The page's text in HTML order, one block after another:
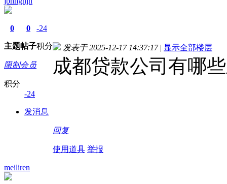
0
主题
0
帖子
-24
积分
限制会员
积分
-24
发消息
发表于 2025-12-17 14:37:17 | 显示全部楼层
成都贷款公司有哪
回复
使用道具 举报
meiliren